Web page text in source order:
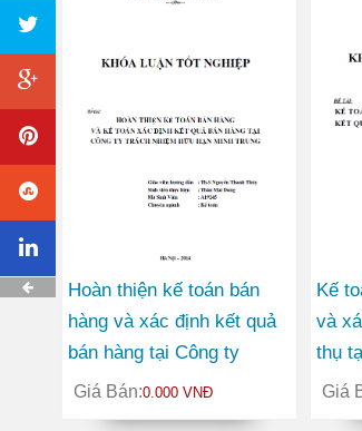
Hoàn thiện kế toán bán
hàng và xác định kết quả
bán hàng tại Công ty
TNHH Minh Trung
Giá Bán:0.000 VNĐ
Kế
và
thụ
Giá